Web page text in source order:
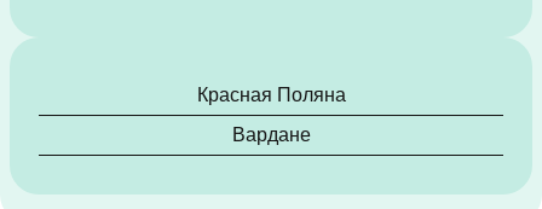
Красная Поляна
Вардане